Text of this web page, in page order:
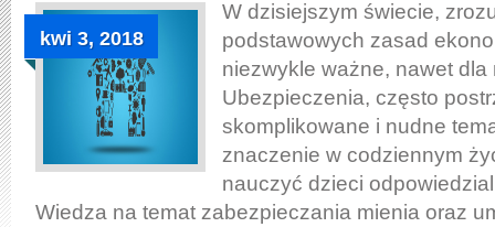
kwi 3, 2018
W dzisiejszym świecie,
podstawowych zasad
niezwykle ważne, nawet dla
Ubezpieczenia, często
skomplikowane i nudne
znaczenie w codziennym
nauczyć dzieci
Wiedza na temat zabezpieczania mienia oraz